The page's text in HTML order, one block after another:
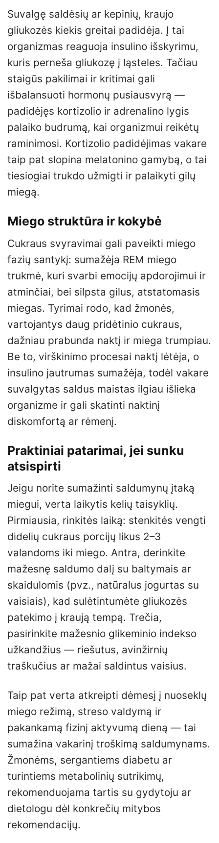
Suvalgę saldėsių ar kepinių, kraujo
gliukozės kiekis greitai padidėja. Į tai
organizmas reaguoja insulino išskyrimu,
kuris perneša gliukozę į ląsteles. Tačiau
staigūs pakilimai ir kritimai gali
išbalansuoti hormonų pusiausvyrą —
padidėjęs kortizolio ir adrenalino lygis
palaiko budrumą, kai organizmui reikėtų
raminimosi. Kortizolio padidėjimas vakare
taip pat slopina melatonino gamybą, o tai
tiesiogiai trukdo užmigti ir palaikyti gilų
miegą.
Miego struktūra ir kokybė
Cukraus svyravimai gali paveikti miego
fazių santykį: sumažėja REM miego
trukmė, kuri svarbi emocijų apdorojimui ir
atminčiai, bei silpsta gilus, atstatomasis
miegas. Tyrimai rodo, kad žmonės,
vartojantys daug pridėtinio cukraus,
dažniau prabunda naktį ir miega trumpiau.
Be to, virškinimo procesai naktį lėtėja, o
insulino jautrumas sumažėja, todėl vakare
suvalgytas saldus maistas ilgiau išlieka
organizme ir gali skatinti naktinį
diskomfortą ar rėmenį.
Praktiniai patarimai, jei sunku
atsispirti
Jeigu norite sumažinti saldumynų įtaką
miegui, verta laikytis kelių taisyklių.
Pirmiausia, rinkitės laiką: stenkitės vengti
didelių cukraus porcijų likus 2–3
valandoms iki miego. Antra, derinkite
mažesnę saldumo dalį su baltymais ar
skaidulomis (pvz., natūralus jogurtas su
vaisiais), kad sulėtintumėte gliukozės
patekimo į kraują tempą. Trečia,
pasirinkite mažesnio glikeminio indekso
užkandžius — riešutus, avinžirnių
traškučius ar mažai saldintus vaisius.
Taip pat verta atkreipti dėmesį į nuoseklų
miego režimą, streso valdymą ir
pakankamą fizinį aktyvumą dieną — tai
sumažina vakarinį troškimą saldumynams.
Žmonėms, sergantiems diabetu ar
turintiems metabolinių sutrikimų,
rekomenduojama tartis su gydytoju ar
dietologu dėl konkrečių mitybos
rekomendacijų.